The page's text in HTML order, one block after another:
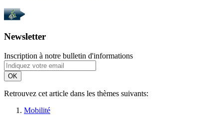
Newsletter
Inscription à notre bulletin d'informations
OK
Retrouvez cet article dans les thèmes suivants:
Mobilité